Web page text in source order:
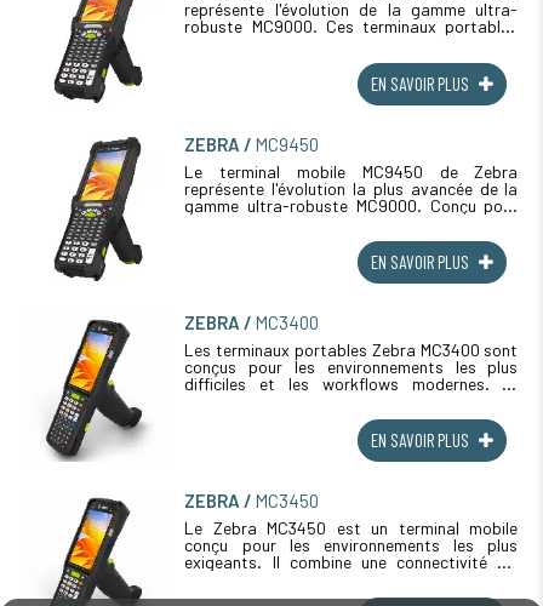
représente l'évolution de la gamme ultra-
robuste MC9000. Ces terminaux portables
processus dans les environnements les (...)
EN SAVOIR PLUS
ZEBRA MC9450
Le terminal mobile MC9450 de Zebra
représente l'évolution la plus avancée de la
gamme ultra-robuste MC9000. Conçu pour
environnements les plus exigeants, (...)
EN SAVOIR PLUS
ZEBRA MC3400
Les terminaux portables Zebra MC3400 sont
conçus pour les environnements les plus
difficiles et les workflows modernes. Ils
pointe, le Wi-Fi 6E et la 5G en standard (...)
EN SAVOIR PLUS
ZEBRA MC3450
Le Zebra MC3450 est un terminal mobile
conçu pour les environnements les plus
exigeants. Il combine une connectivité 5G
pointe et une durabilité exceptionnelle, (...)